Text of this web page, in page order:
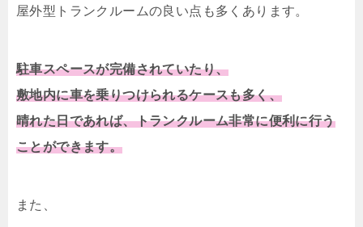
屋外型トランクルームの良い点も多くあります。
駐車スペースが完備されていたり、
敷地内に車を乗りつけられるケースも多く、
晴れた日であれば、トランクルーム非常に便利に行う
ことができます。
また、